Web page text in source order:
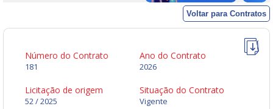
Voltar para Contratos
Número do Contrato
181
Ano do Contrato
2026
Licitação de origem
52 / 2025
Situação do Contrato
Vigente